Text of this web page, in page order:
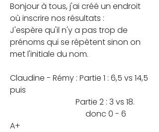
Bonjour à tous, j'ai créé un endroit
où inscrire nos résultats :
J'espère qu'il n'y a pas trop de
prénoms qui se répètent sinon on
met l'initiale du nom.
Claudine - Rémy : Partie 1 : 6,5 vs 14,5
puis
                                 Partie 2 : 3 vs 18.
                                      donc 0 - 6
A+
À propos
Bienvenue ! Faites un tour sur cette
page et rejoignez les c ...